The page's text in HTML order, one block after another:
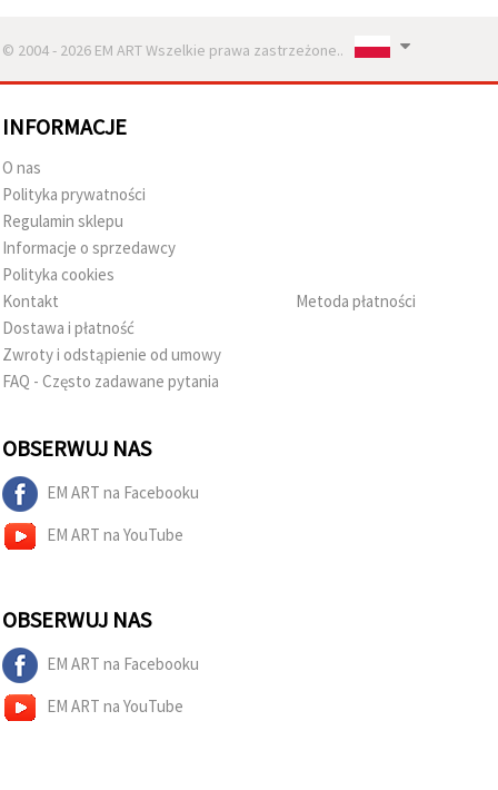
Możesz
na
wszystkich
plików
klikając
"Akceptuj
wszystkie!"
lub
wskazać
preferencje
w
wybierając
dany typ
plików
cookie i
"Zapisz"
Akceptuj
wszystkie
© 2004 - 2026 EM ART Wszelkie prawa zastrzeżone..
INFORMACJE
O nas
Polityka prywatności
Regulamin sklepu
Informacje o sprzedawcy
Polityka cookies
Kontakt
Dostawa i płatność
Zwroty i odstąpienie od umowy
FAQ - Często zadawane pytania
Metoda płatności
OBSERWUJ NAS
EM ART na Facebooku
EM ART na YouTube
OBSERWUJ NAS
EM ART na Facebooku
EM ART na YouTube